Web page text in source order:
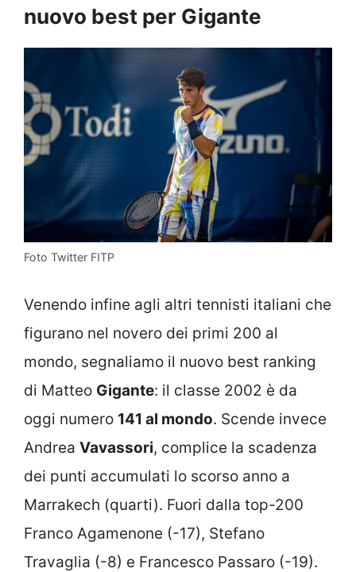
nuovo best per Gigante
Foto Twitter FITP
Venendo infine agli altri tennisti italiani che
figurano nel novero dei primi 200 al
mondo, segnaliamo il nuovo best ranking
di Matteo Gigante: il classe 2002 è da
oggi numero 141 al mondo. Scende invece
Andrea Vavassori, complice la scadenza
dei punti accumulati lo scorso anno a
Marrakech (quarti). Fuori dalla top-200
Franco Agamenone (-17), Stefano
Travaglia (-8) e Francesco Passaro (-19).